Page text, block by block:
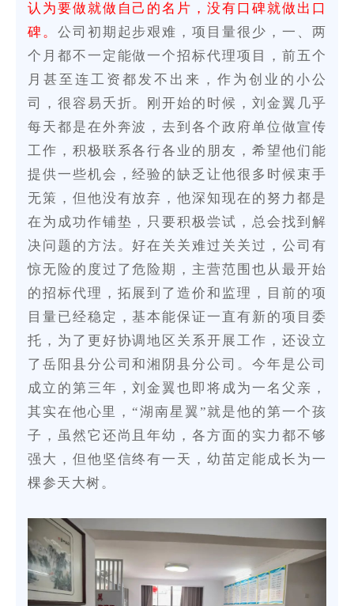
认为要做就做自己的名片，没有口碑就做出口
碑。 公司初期起步艰难，项目量很少，一、两
个月都不一定能做一个招标代理项目，前五个
月甚至连工资都发不出来，作为创业的小公
司，很容易夭折。刚开始的时候，刘金翼几乎
每天都是在外奔波，去到各个政府单位做宣传
工作，积极联系各行各业的朋友，希望他们能
提供一些机会，经验的缺乏让他很多时候束手
无策，但他没有放弃，他深知现在的努力都是
在为成功作铺垫，只要积极尝试，总会找到解
决问题的方法。好在关关难过关关过，公司有
惊无险的度过了危险期，主营范围也从最开始
的招标代理，拓展到了造价和监理，目前的项
目量已经稳定，基本能保证一直有新的项目委
托，为了更好协调地区关系开展工作，还设立
了岳阳县分公司和湘阴县分公司。今年是公司
成立的第三年，刘金翼也即将成为一名父亲，
其实在他心里，“湖南星翼”就是他的第一个孩
子，虽然它还尚且年幼，各方面的实力都不够
强大，但他坚信终有一天，幼苗定能成长为一
棵参天大树。